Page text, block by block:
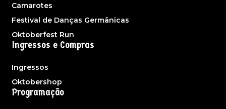
Camarotes
Festival de Danças Germânicas
Oktoberfest Run
Ingressos e Compras
Ingressos
Oktobershop
Programação